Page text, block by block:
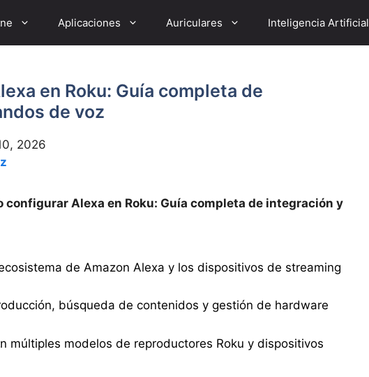
Aplicaciones Auriculares Inteligencia Artificial
en Roku: Guía completa de
de voz
2026
configurar Alexa en Roku: Guía completa de integración y
de Amazon Alexa y los dispositivos de streaming
búsqueda de contenidos y gestión de hardware
múltiples modelos de reproductores Roku y dispositivos